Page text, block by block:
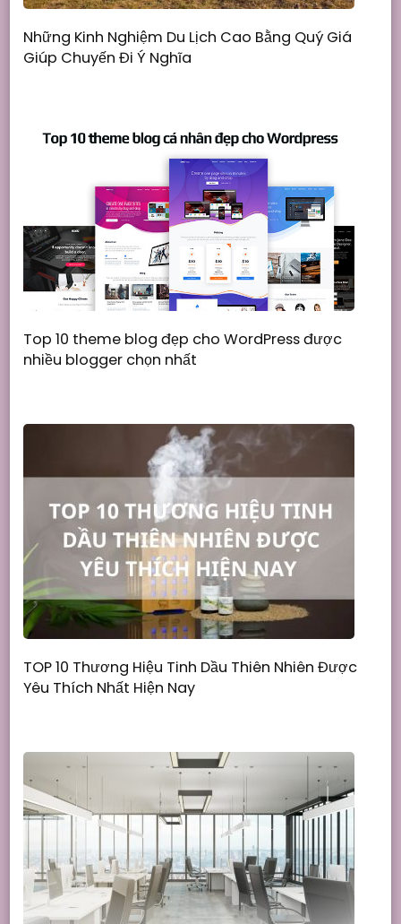
Những Kinh Nghiệm Du Lịch Cao Bằng Quý Giá
Giúp Chuyến Đi Ý Nghĩa
Top 10 theme blog đẹp cho WordPress được
nhiều blogger chọn nhất
TOP 10 Thương Hiệu Tinh Dầu Thiên Nhiên Được
Yêu Thích Nhất Hiện Nay